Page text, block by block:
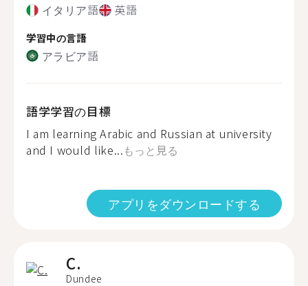
イタリア語 英語
学習中の言語
アラビア語
語学学習の目標
I am learning Arabic and Russian at university
and I would like...もっと見る
アプリをダウンロードする
C.
Dundee